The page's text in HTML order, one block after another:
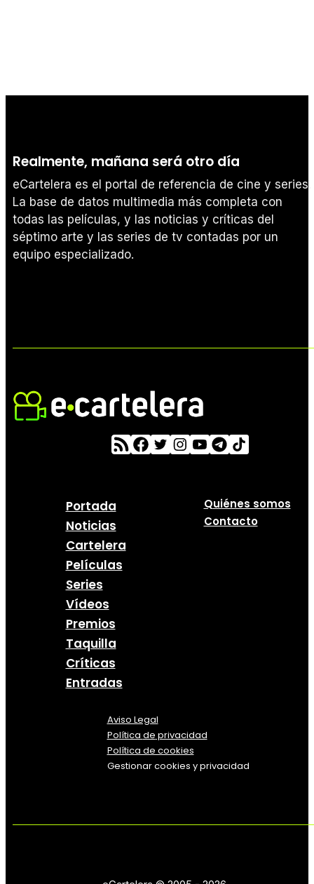
Realmente, mañana será otro día
eCartelera es el portal de referencia de cine y series.
La base de datos multimedia más completa con
todas las películas, y las noticias y críticas del
séptimo arte y las series de tv contadas por un
equipo especializado.
Portada
Noticias
Cartelera
Películas
Series
Vídeos
Premios
Taquilla
Críticas
Entradas
Quiénes somos
Contacto
Aviso Legal
Política de privacidad
Política de cookies
Gestionar cookies y privacidad